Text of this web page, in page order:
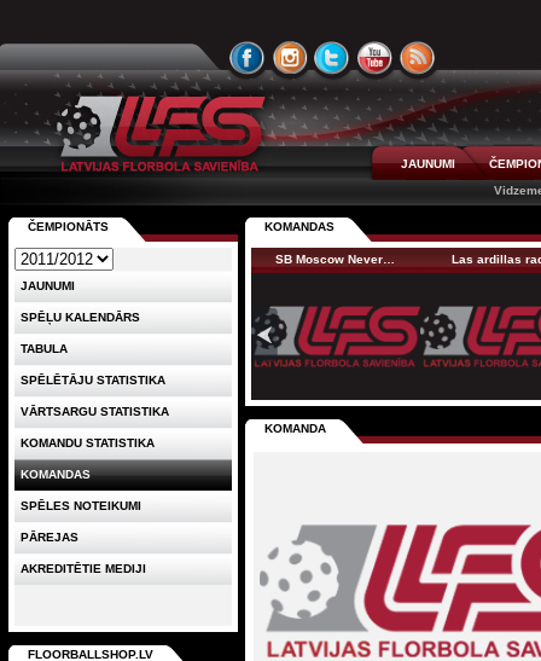
JAUNUMI
KOMANDAS
SB Moscow Never… Las ardillas
KOMANDA
ČEMPIONĀTS
JAUNUMI
SPĒĻU KALENDĀRS
TABULA
SPĒLĒTĀJU STATISTIKA
VĀRTSARGU STATISTIKA
KOMANDU STATISTIKA
KOMANDAS
SPĒLES NOTEIKUMI
PĀREJAS
AKREDITĒTIE MEDIJI
FLOORBALLSHOP.LV